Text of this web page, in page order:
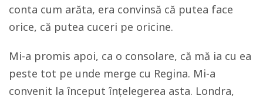
conta cum arăta, era convinsă că putea face
orice, că putea cuceri pe oricine.
Mi-a promis apoi, ca o consolare, că mă ia cu ea
peste tot pe unde merge cu Regina. Mi-a
convenit la început înțelegerea asta. Londra,